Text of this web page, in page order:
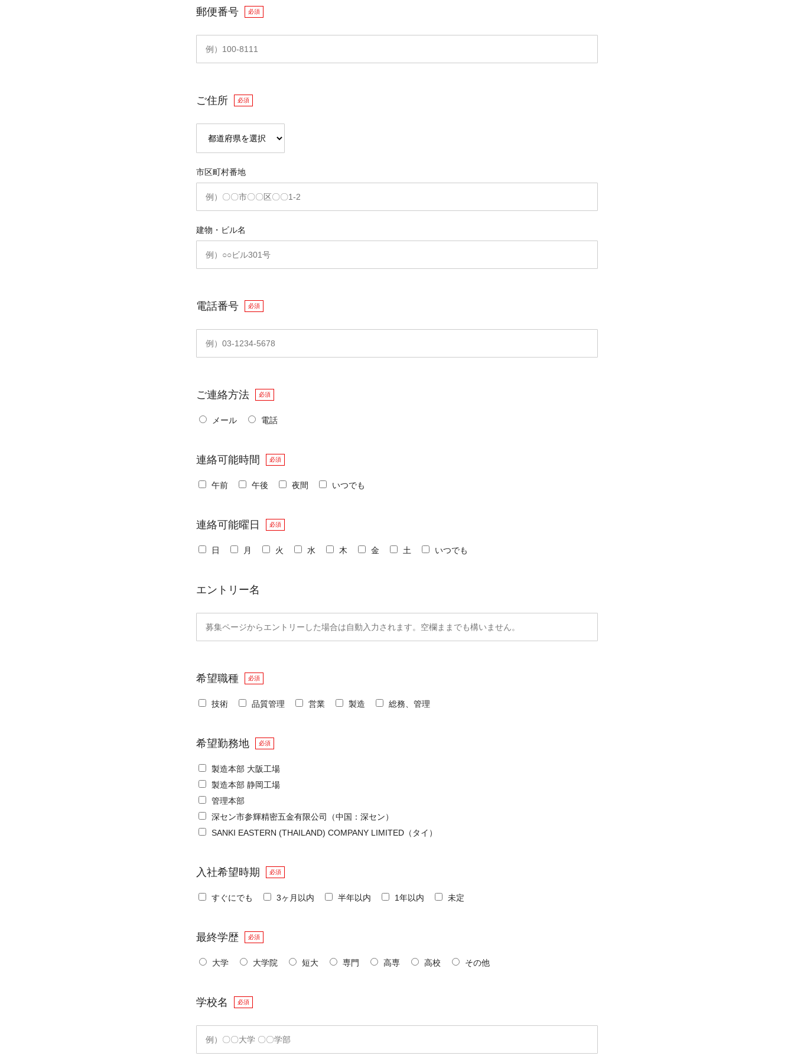
郵便番号 必須
ご住所 必須
市区町村番地
建物・ビル名
電話番号 必須
ご連絡方法 必須
メール 電話
連絡可能時間 必須
午前 午後 夜間 いつでも
連絡可能曜日 必須
日 月 火 水 木 金 土 いつでも
エントリー名
希望職種 必須
技術 品質管理 営業 製造 総務、管理
希望勤務地 必須
製造本部 大阪工場
製造本部 静岡工場
管理本部
深セン市参輝精密五金有限公司（中国：深セン）
SANKI EASTERN (THAILAND) COMPANY LIMITED（タイ）
入社希望時期 必須
すぐにでも 3ヶ月以内 半年以内 1年以内 未定
最終学歴 必須
大学 大学院 短大 専門 高専 高校 その他
学校名 必須